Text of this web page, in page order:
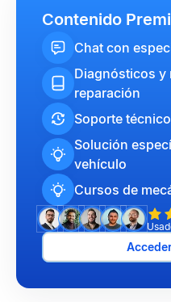
Contenido
Chat con
Diagnósticos y
reparación
Soporte
Solución
vehículo
Cursos de